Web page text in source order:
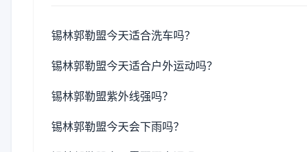
锡林郭勒盟今天适合洗车吗？
锡林郭勒盟今天适合户外运动吗？
锡林郭勒盟紫外线强吗？
锡林郭勒盟今天会下雨吗？